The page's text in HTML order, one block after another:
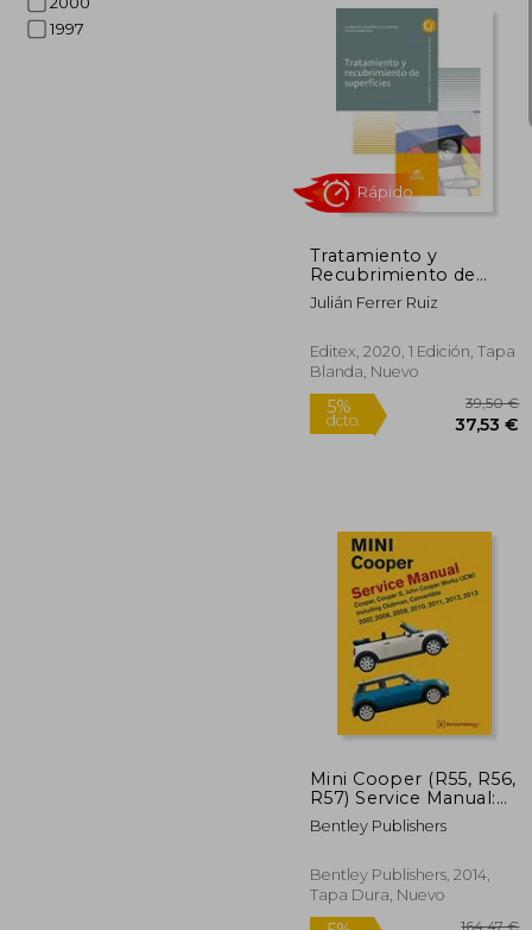
1997
dcto.
Tratamiento y
Recubrimiento de
Superficies 2020
Julián Ferrer Ruiz
Editex, 2020, 1 Edición, Tapa
Blanda, Nuevo
Mini Cooper (R55, R56,
R57) Service Manual:
2007, 2008, 2009,
2010, 2011, 2012, 2013
Bentley Publishers
Bentley Publishers, 2014,
Tapa Dura, Nuevo